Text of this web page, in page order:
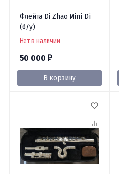
Флейта Di Zhao Mini Di
(б/у)
Нет в наличии
50 000 ₽
В корзину